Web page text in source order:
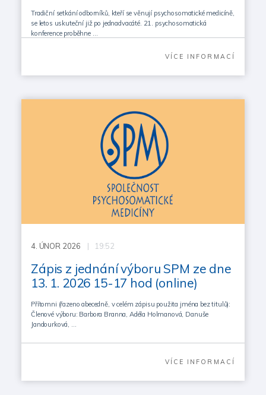
Tradiční setkání odborníků, kteří se věnují psychosomatické medicíně,
se letos uskuteční již po jednadvacáté. 21. psychosomatická
konference proběhne …
VÍCE INFORMACÍ
4. ÚNOR 2026 | 19:52
Zápis z jednání výboru SPM ze dne
13. 1. 2026 15-17 hod (online)
Přítomni (řazeno abecedně, v celém zápisu použita jména bez titulů):
Členové výboru: Barbora Branna, Adéla Holmanová, Danuše
Jandourková, …
VÍCE INFORMACÍ